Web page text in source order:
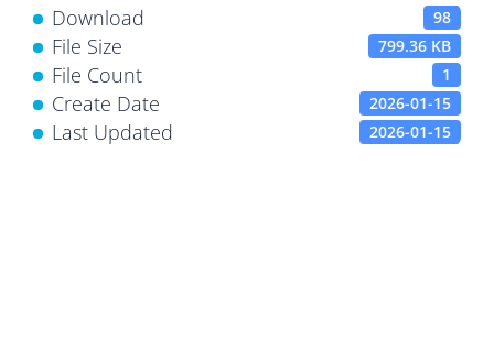
Download 98
File Size 799.36 KB
File Count 1
Create Date 2026-01-15
Last Updated 2026-01-15